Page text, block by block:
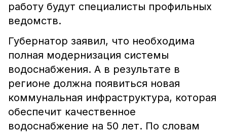
работу будут специалисты профильных
ведомств.
Губернатор заявил, что необходима
полная модернизация системы
водоснабжения. А в результате в
регионе должна появиться новая
коммунальная инфраструктура, которая
обеспечит качественное
водоснабжение на 50 лет. По словам